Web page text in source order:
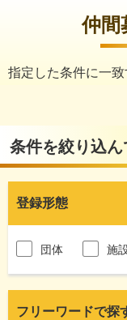
仲間
指定した条件に一致
条件を絞り込ん
登録形態
団体 施
フリーワードで探